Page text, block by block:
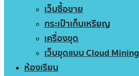
เว็บซื้อขาย
กระเป๋าเก็บเหรียญ
เครื่องขุด
เว็บขุดแบบ Cloud Mining
ห้องเรียน